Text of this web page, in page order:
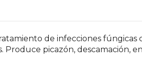
de infecciones
Produce picazón, descamación,